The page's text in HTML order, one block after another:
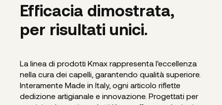
Efficacia dimostrata,
per risultati unici.
La linea di prodotti Kmax rappresenta l'eccellenza
nella cura dei capelli, garantendo qualità superiore.
Interamente Made in Italy, ogni articolo riflette
dedizione artigianale e innovazione. Progettati per